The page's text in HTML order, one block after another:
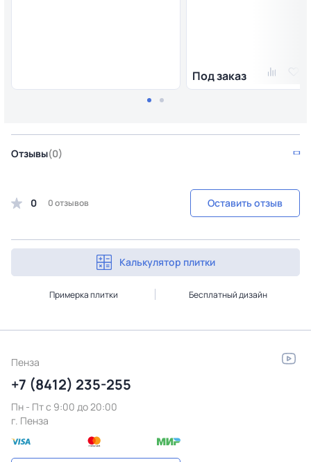
Под заказ
Отзывы(0)
0 0 отзывов Оставить отзыв
Калькулятор плитки
Примерка плитки Бесплатный дизайн
Пенза
+7 (8412) 235-255
Пн - Пт c 9:00 до 20:00
г. Пенза